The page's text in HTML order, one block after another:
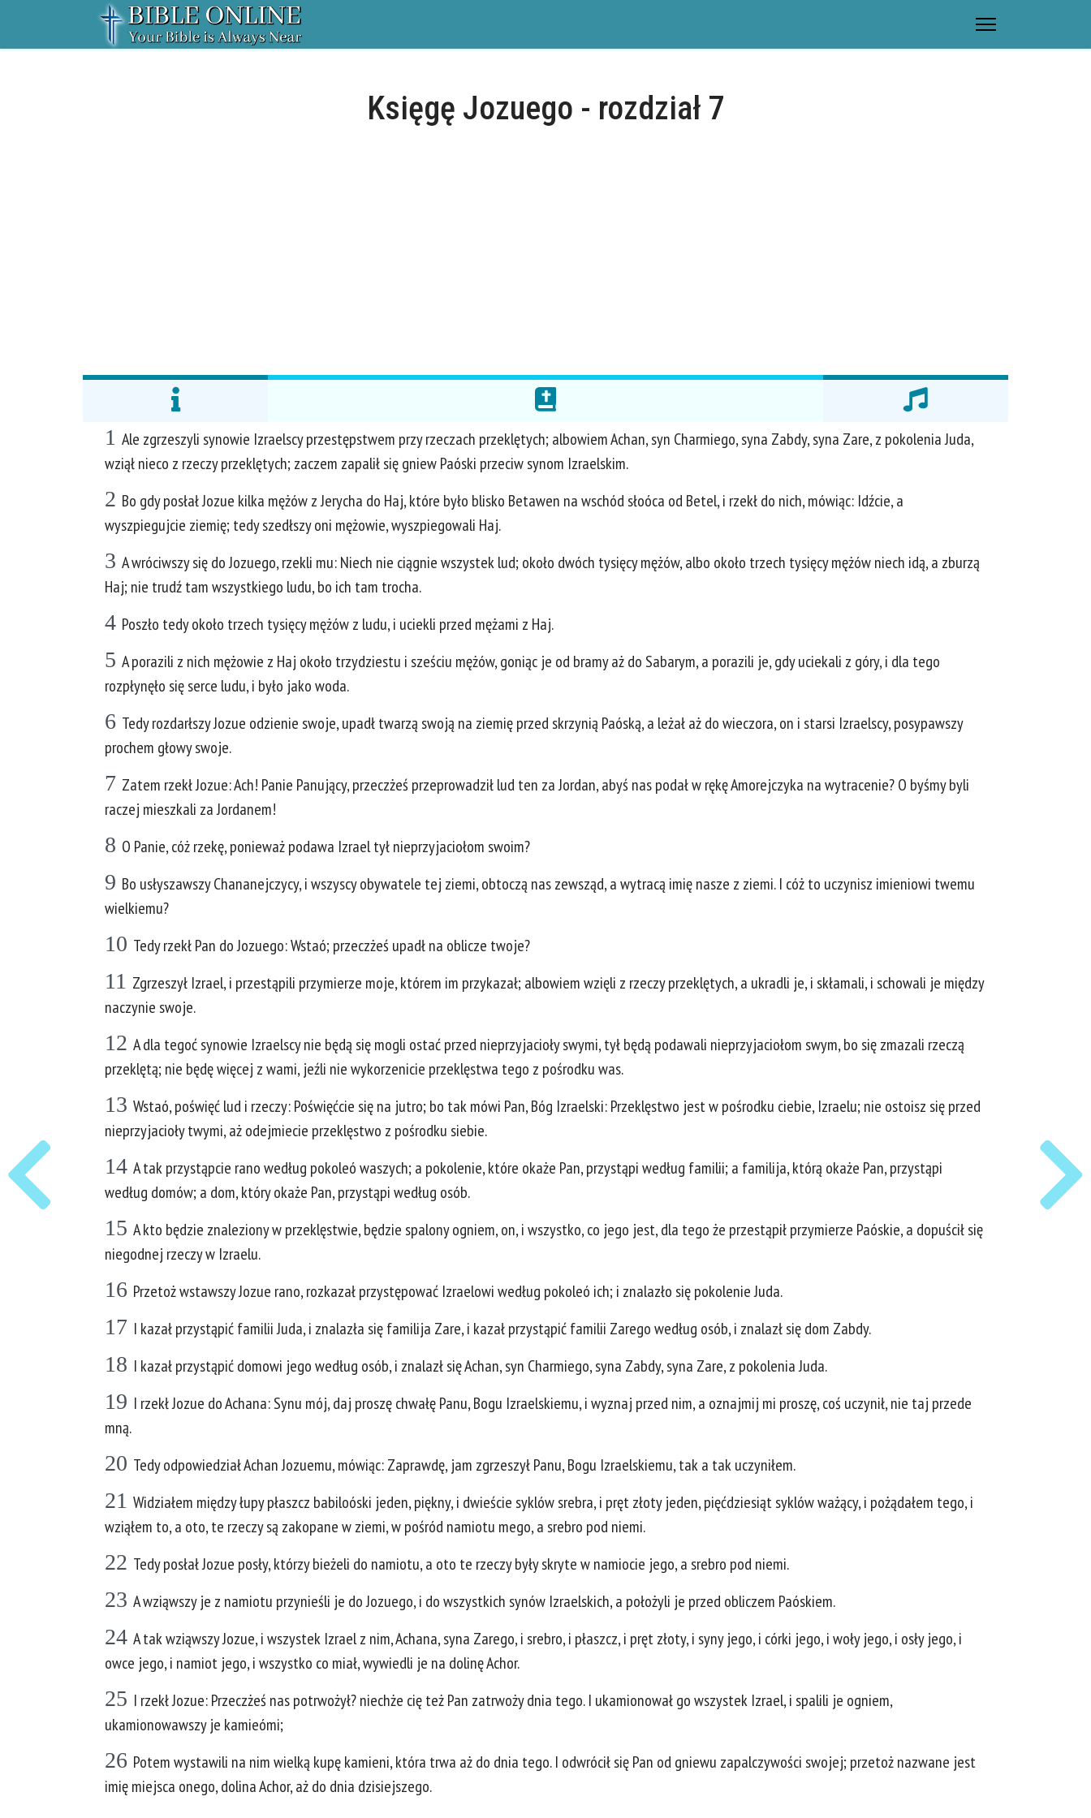
Księgę Jozuego - rozdział 7
1 Ale zgrzeszyli synowie Izraelscy przestępstwem przy rzeczach przeklętych; albowiem Achan, syn Charmiego, syna Zabdy, syna Zare, z pokolenia Juda,
wziął nieco z rzeczy przeklętych; zaczem zapalił się gniew Paóski przeciw synom Izraelskim.
2 Bo gdy posłał Jozue kilka mężów z Jerycha do Haj, które było blisko Betawen na wschód słoóca od Betel, i rzekł do nich, mówiąc: Idźcie, a
wyszpiegujcie ziemię; tedy szedłszy oni mężowie, wyszpiegowali Haj.
3 A wróciwszy się do Jozuego, rzekli mu: Niech nie ciągnie wszystek lud; około dwóch tysięcy mężów, albo około trzech tysięcy mężów niech idą, a zburzą
Haj; nie trudź tam wszystkiego ludu, bo ich tam trocha.
4 Poszło tedy około trzech tysięcy mężów z ludu, i uciekli przed mężami z Haj.
5 A porazili z nich mężowie z Haj około trzydziestu i sześciu mężów, goniąc je od bramy aż do Sabarym, a porazili je, gdy uciekali z góry, i dla tego
rozpłynęło się serce ludu, i było jako woda.
6 Tedy rozdarłszy Jozue odzienie swoje, upadł twarzą swoją na ziemię przed skrzynią Paóską, a leżał aż do wieczora, on i starsi Izraelscy, posypawszy
prochem głowy swoje.
7 Zatem rzekł Jozue: Ach! Panie Panujący, przeczżeś przeprowadził lud ten za Jordan, abyś nas podał w rękę Amorejczyka na wytracenie? O byśmy byli
raczej mieszkali za Jordanem!
8 O Panie, cóż rzekę, ponieważ podawa Izrael tył nieprzyjaciołom swoim?
9 Bo usłyszawszy Chananejczycy, i wszyscy obywatele tej ziemi, obtoczą nas zewsząd, a wytracą imię nasze z ziemi. I cóż to uczynisz imieniowi twemu
wielkiemu?
10 Tedy rzekł Pan do Jozuego: Wstaó; przeczżeś upadł na oblicze twoje?
11 Zgrzeszył Izrael, i przestąpili przymierze moje, którem im przykazał; albowiem wzięli z rzeczy przeklętych, a ukradli je, i skłamali, i schowali je między
naczynie swoje.
12 A dla tegoć synowie Izraelscy nie będą się mogli ostać przed nieprzyjacioły swymi, tył będą podawali nieprzyjaciołom swym, bo się zmazali rzeczą
przeklętą; nie będę więcej z wami, jeźli nie wykorzenicie przeklęstwa tego z pośrodku was.
13 Wstaó, poświęć lud i rzeczy: Poświęćcie się na jutro; bo tak mówi Pan, Bóg Izraelski: Przeklęstwo jest w pośrodku ciebie, Izraelu; nie ostoisz się przed
nieprzyjacioły twymi, aż odejmiecie przeklęstwo z pośrodku siebie.
14 A tak przystąpcie rano według pokoleó waszych; a pokolenie, które okaże Pan, przystąpi według familii; a familija, którą okaże Pan, przystąpi
według domów; a dom, który okaże Pan, przystąpi według osób.
15 A kto będzie znaleziony w przeklęstwie, będzie spalony ogniem, on, i wszystko, co jego jest, dla tego że przestąpił przymierze Paóskie, a dopuścił się
niegodnej rzeczy w Izraelu.
16 Przetoż wstawszy Jozue rano, rozkazał przystępować Izraelowi według pokoleó ich; i znalazło się pokolenie Juda.
17 I kazał przystąpić familii Juda, i znalazła się familija Zare, i kazał przystąpić familii Zarego według osób, i znalazł się dom Zabdy.
18 I kazał przystąpić domowi jego według osób, i znalazł się Achan, syn Charmiego, syna Zabdy, syna Zare, z pokolenia Juda.
19 I rzekł Jozue do Achana: Synu mój, daj proszę chwałę Panu, Bogu Izraelskiemu, i wyznaj przed nim, a oznajmij mi proszę, coś uczynił, nie taj przede
mną.
20 Tedy odpowiedział Achan Jozuemu, mówiąc: Zaprawdę, jam zgrzeszył Panu, Bogu Izraelskiemu, tak a tak uczyniłem.
21 Widziałem między łupy płaszcz babiloóski jeden, piękny, i dwieście syklów srebra, i pręt złoty jeden, pięćdziesiąt syklów ważący, i pożądałem tego, i
wziąłem to, a oto, te rzeczy są zakopane w ziemi, w pośród namiotu mego, a srebro pod niemi.
22 Tedy posłał Jozue posły, którzy bieżeli do namiotu, a oto te rzeczy były skryte w namiocie jego, a srebro pod niemi.
23 A wziąwszy je z namiotu przynieśli je do Jozuego, i do wszystkich synów Izraelskich, a położyli je przed obliczem Paóskiem.
24 A tak wziąwszy Jozue, i wszystek Izrael z nim, Achana, syna Zarego, i srebro, i płaszcz, i pręt złoty, i syny jego, i córki jego, i woły jego, i osły jego, i
owce jego, i namiot jego, i wszystko co miał, wywiedli je na dolinę Achor.
25 I rzekł Jozue: Przeczżeś nas potrwożył? niechże cię też Pan zatrwoży dnia tego. I ukamionował go wszystek Izrael, i spalili je ogniem,
ukamionowawszy je kamieómi;
26 Potem wystawili na nim wielką kupę kamieni, która trwa aż do dnia tego. I odwrócił się Pan od gniewu zapalczywości swojej; przetoż nazwane jest
imię miejsca onego, dolina Achor, aż do dnia dzisiejszego.